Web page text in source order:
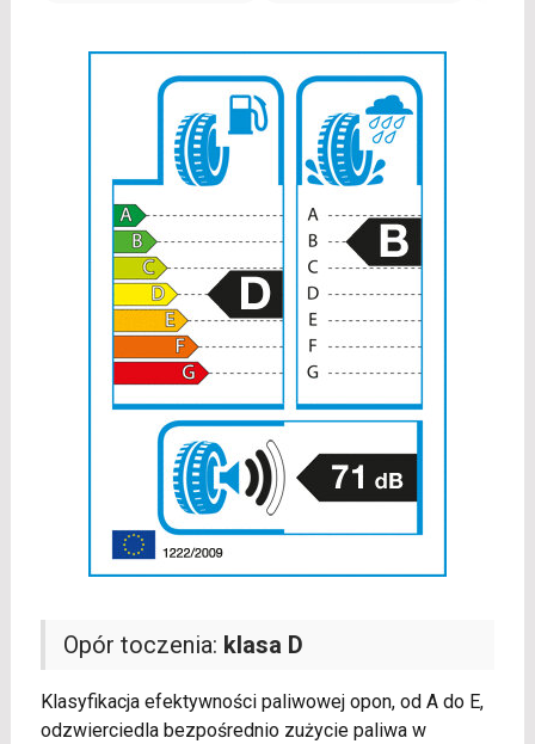
Opór toczenia: klasa D
Klasyfikacja efektywności paliwowej opon, od A do E,
odzwierciedla bezpośrednio zużycie paliwa w